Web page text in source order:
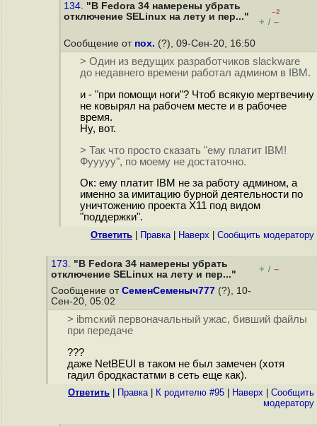
134. "В Fedora 34 намерены убрать
отключение SELinux на лету и пер..."
–2
+ / –
Сообщение от пох. (?), 09-Сен-20, 16:50
> Один из ведущих разработчиков slackware
до недавнего времени работал админом в IBM.
и - "при помощи ноги"? Чтоб всякую мертвечину
не ковырял на рабочем месте и в рабочее
время.
Ну, вот.
> Так что просто сказать "ему платит IBM!
Фууууу", по моему не достаточно.
Ок: ему платит IBM не за работу админом, а
именно за имитацию бурной деятельности по
уничтожению проекта X11 под видом
"поддержки".
Ответить Правка| Наверх Cообщить модератору
173. "В Fedora 34 намерены убрать
отключение SELinux на лету и пер..."
+ / –
Сообщение от СеменСеменыч777 (?), 10-
Сен-20, 05:02
> ibmский первоначальный ужас, бивший файлы
при передаче
???
даже NetBEUI в таком не был замечен (хотя
гадил бродкастатми в сеть еще как).
Ответить Правка| К родителю #95 Наверх
Cообщить
модератору